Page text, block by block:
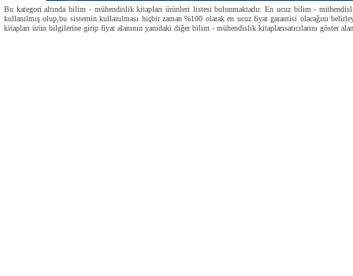
Bu kategori altında bilim - mühendislik kitapları ürünleri listesi bulunmaktadır. En ucuz bilim -
kullanılmış olup,bu sistemin kullanılması hiçbir zaman %100 olarak en ucuz fiyat garantisi olacağını
kitapları ürün bilgilerine girip fiyat alanının yanidaki diğer bilim - mühendislik kitaplarısatıcılarını göster